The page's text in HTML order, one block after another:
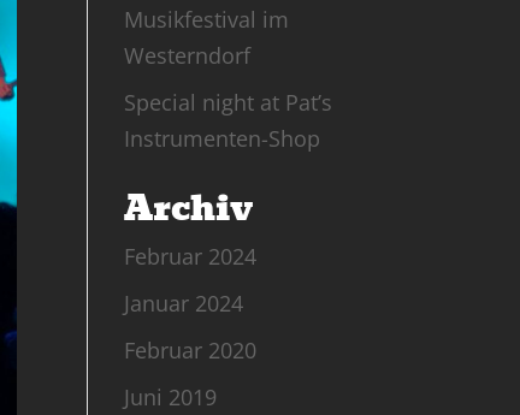
Musikfestival im
Westerndorf
Special night at Pat’s
Instrumenten-Shop
Archiv
Februar 2024
Januar 2024
Februar 2020
Juni 2019